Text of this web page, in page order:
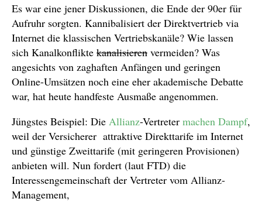
Es war eine jener Diskussionen, die Ende der 90er für
Aufruhr sorgten. Kannibalisiert der Direktvertrieb via
Internet die klassischen Vertriebskanäle? Wie lassen
sich Kanalkonflikte kanalisieren vermeiden? Was
angesichts von zaghaften Anfängen und geringen
Online-Umsätzen noch eine eher akademische Debatte
war, hat heute handfeste Ausmaße angenommen.
Jüngstes Beispiel: Die Allianz-Vertreter machen Dampf,
weil der Versicherer attraktive Direkttarife im Internet
und günstige Zweittarife (mit geringeren Provisionen)
anbieten will. Nun fordert (laut FTD) die
Interessengemeinschaft der Vertreter vom Allianz-
Management,